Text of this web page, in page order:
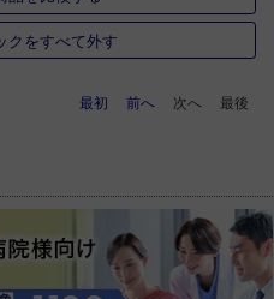
クをすべて外す
最初 前へ 次へ 最後